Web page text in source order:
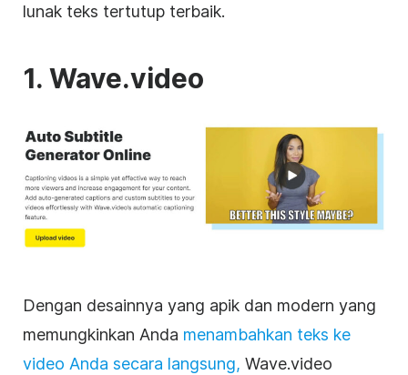
lunak teks tertutup terbaik.
1. Wave.video
Dengan desainnya yang apik dan modern yang
memungkinkan Anda menambahkan teks ke
video Anda secara langsung, Wave.video